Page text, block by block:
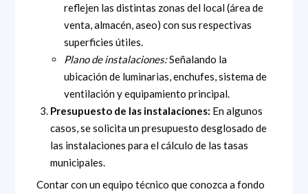
reflejen las distintas zonas del local (área de
venta, almacén, aseo) con sus respectivas
superficies útiles.
Plano de instalaciones:Señalando la
ubicación de luminarias, enchufes, sistema de
ventilación y equipamiento principal.
Presupuesto de las instalaciones: En algunos
casos, se solicita un presupuesto desglosado de
las instalaciones para el cálculo de las tasas
municipales.
Contar con un equipo técnico que conozca a fondo